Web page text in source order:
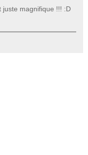
juste magnifique !!! :D